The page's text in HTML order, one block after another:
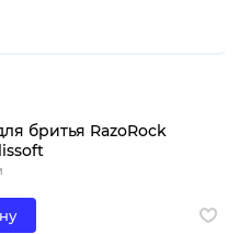
бритья RazoRock